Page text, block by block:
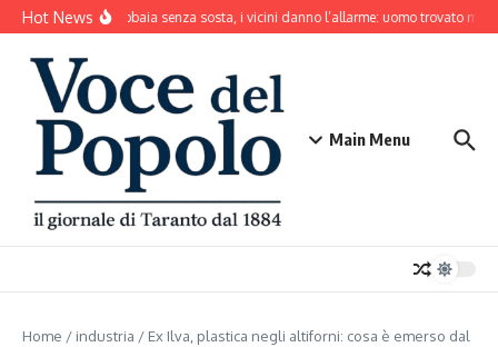
Salta al contenuto
Hot NewsIl cane abbaia senza sosta, i vicini danno l’allarme: uomo trovato
Main Menu
Home / industria / Ex Ilva, plastica negli altiforni: cosa è emerso dal